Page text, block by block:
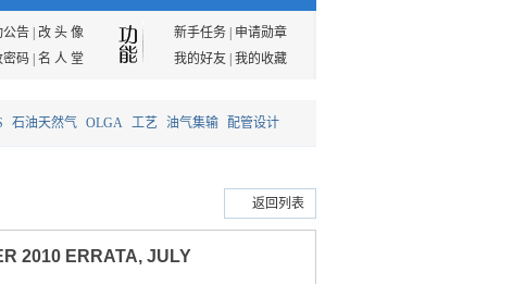
公告| 改 头 像 新手任务|
申请勋章
密码| 名 人 堂 我的好友| 我的收藏
石油天然气 OLGA 工艺 油气集输 配管设计
返回列表
2010 ERRATA, JULY